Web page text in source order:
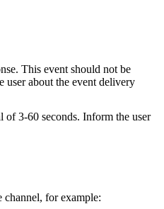
This event should not be
user about the event delivery
of 3-60 seconds. Inform the user
channel, for example: